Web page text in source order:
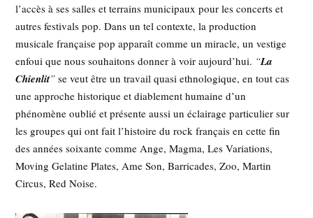
l’accès à ses salles et terrains municipaux pour les concerts et
autres festivals pop. Dans un tel contexte, la production
musicale française pop apparaît comme un miracle, un vestige
enfoui que nous souhaitons donner à voir aujourd’hui. “La
Chienlit” se veut être un travail quasi ethnologique, en tout cas
une approche historique et diablement humaine d’un
phénomène oublié et présente aussi un éclairage particulier sur
les groupes qui ont fait l’histoire du rock français en cette fin
des années soixante comme Ange, Magma, Les Variations,
Moving Gelatine Plates, Ame Son, Barricades, Zoo, Martin
Circus, Red Noise.